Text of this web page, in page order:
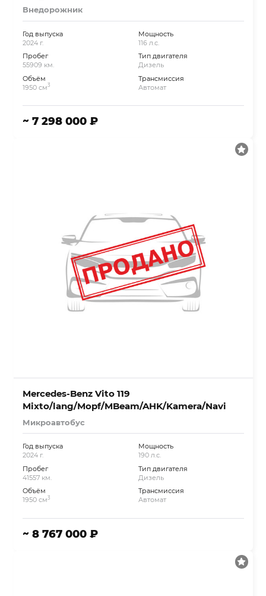
Внедорожник
Год выпуска
2024 г.
Пробег
55909 км.
Объём
1950 см3
Мощность
116 л.с.
Тип двигателя
Дизель
Трансмиссия
Автомат
~ 7 298 000 ₽
Mercedes-Benz Vito 119
Mixto/lang/Mopf/MBeam/AHK/Kamera/Navi
Микроавтобус
Год выпуска
2024 г.
Пробег
41557 км.
Объём
1950 см3
Мощность
190 л.с.
Тип двигателя
Дизель
Трансмиссия
Автомат
~ 8 767 000 ₽